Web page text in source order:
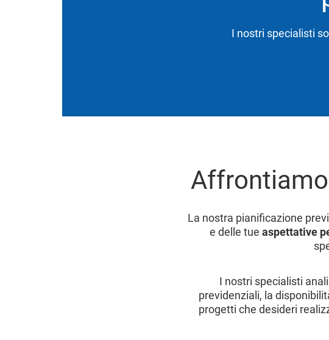
I nostri specialisti
La nostra pianificazione
e delle tue aspettative
I nostri specialisti
previdenziali, la
progetti che desideri